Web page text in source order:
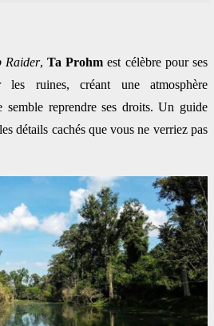
Raider,Ta Prohm est célèbre pour ses
les ruines, créant une atmosphère
semble reprendre ses droits. Un guide
détails cachés que vous ne verriez pas